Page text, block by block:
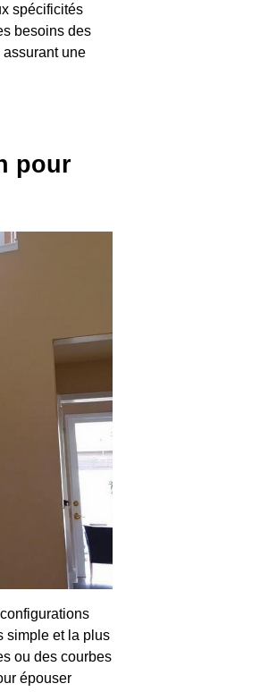
spécificités
besoins des
une
pour
simple et la plus
ou des courbes
épouser